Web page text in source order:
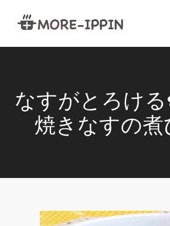
なすがとろけ
焼きなすの煮